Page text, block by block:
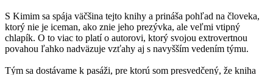
S Kimim sa spája väčšina tejto knihy a prináša pohľad na človeka,
ktorý nie je iceman, ako znie jeho prezývka, ale veľmi vtipný
chlapík. O to viac to platí o autorovi, ktorý svojou extrovertnou
povahou ľahko nadväzuje vzťahy aj s navyšším vedením týmu.
Tým sa dostávame k pasáži, pre ktorú som presvedčený, že kniha